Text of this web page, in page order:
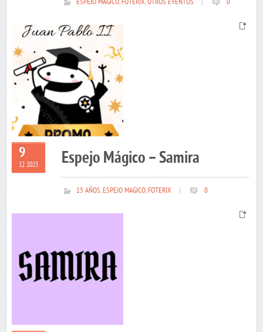
ESPEJO MAGICO,FOTERIX,OTROS EVENTOS 0
9
12 2023 Espejo Mágico – Samira
15 AÑOS,ESPEJO MAGICO,FOTERIX 0